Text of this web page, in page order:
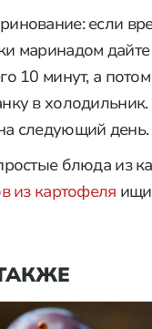
если
маринадом
10 минут, а
в
следующий день.
блюда из
из картофеля